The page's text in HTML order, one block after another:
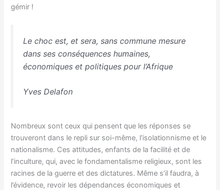
gémir !
Le choc est, et sera, sans commune mesure
dans ses conséquences humaines,
économiques et politiques pour l’Afrique
Yves Delafon
Nombreux sont ceux qui pensent que les réponses se
trouveront dans le repli sur soi-même, l’isolationnisme et le
nationalisme. Ces attitudes, enfants de la facilité et de
l’inculture, qui, avec le fondamentalisme religieux, sont les
racines de la guerre et des dictatures. Même s’il faudra, à
l’évidence, revoir les dépendances économiques et